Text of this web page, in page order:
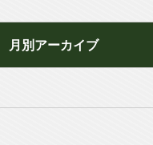
月別アーカイブ